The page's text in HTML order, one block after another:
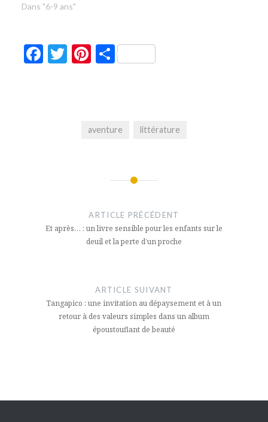
Dans "6-9 ans"
Facebook
Twitter
Pinterest
Partager
aventure littérature
l’article
ARTICLE PRÉCÉDENT
Et après… : un livre sensible pour les enfants sur le
deuil et la perte d’un proche
ARTICLE SUIVANT
Tangapico : une invitation au dépaysement et à un
retour à des valeurs simples dans un album
époustouflant de beauté